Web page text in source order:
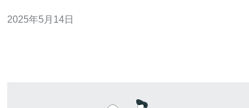
记，而VPS免备案空间则提供了一个不需要备案的环境，
2025年5月14日